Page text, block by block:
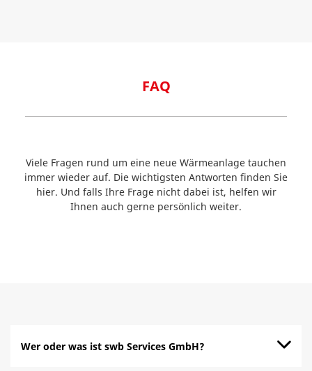
FAQ
Viele Fragen rund um eine neue Wärmeanlage tauchen
immer wieder auf. Die wichtigsten Antworten finden Sie
hier. Und falls Ihre Frage nicht dabei ist, helfen wir
Ihnen auch gerne persönlich weiter.
Wer oder was ist swb Services GmbH?